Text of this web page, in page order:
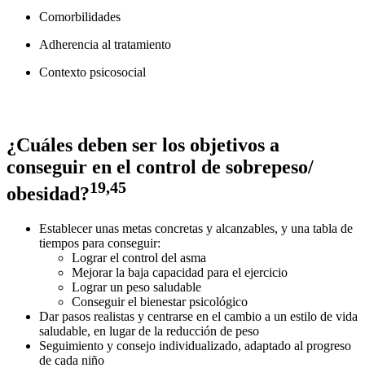
Comorbilidades
Adherencia al tratamiento
Contexto psicosocial
¿Cuáles deben ser los objetivos a
conseguir en el control de sobrepeso/
obesidad?19,45
Establecer unas metas concretas y alcanzables, y una tabla de
tiempos para conseguir:
Lograr el control del asma
Mejorar la baja capacidad para el ejercicio
Lograr un peso saludable
Conseguir el bienestar psicológico
Dar pasos realistas y centrarse en el cambio a un estilo de vida
saludable, en lugar de la reducción de peso
Seguimiento y consejo individualizado, adaptado al progreso
de cada niño